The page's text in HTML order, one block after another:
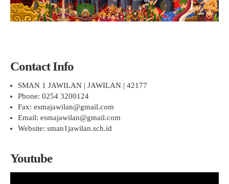
KEAMANAN
SENI
PENCAK SILAT
VOLLY
BASKET
FUTSAL
HASIL SELEKSI AFIRMASI
PENDAFTARAN SPMB JALUR PRESTASI AKADEMIK
Contact Info
SMAN 1 JAWILAN | JAWILAN | 42177
Phone: 0254 3200124
Fax: esmajawilan@gmail.com
Email: esmajawilan@gmail.com
Website: sman1jawilan.sch.id
Youtube